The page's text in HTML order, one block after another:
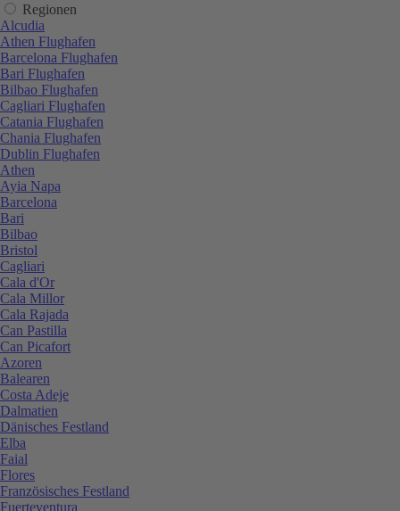
Regionen
Alcudia
Athen Flughafen
Barcelona Flughafen
Bari Flughafen
Bilbao Flughafen
Cagliari Flughafen
Catania Flughafen
Chania Flughafen
Dublin Flughafen
Athen
Ayia Napa
Barcelona
Bari
Bilbao
Bristol
Cagliari
Cala d'Or
Cala Millor
Cala Rajada
Can Pastilla
Can Picafort
Azoren
Balearen
Costa Adeje
Dalmatien
Dänisches Festland
Elba
Faial
Flores
Französisches Festland
Fuerteventura